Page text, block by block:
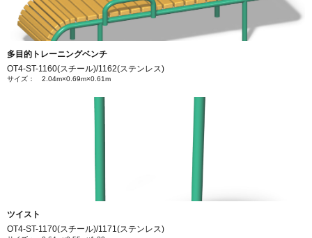
多目的トレーニングベンチ
OT4-ST-1160(スチール)/1162(ステンレス)
サイズ： 2.04m×0.69m×0.61m
ツイスト
OT4-ST-1170(スチール)/1171(ステンレス)